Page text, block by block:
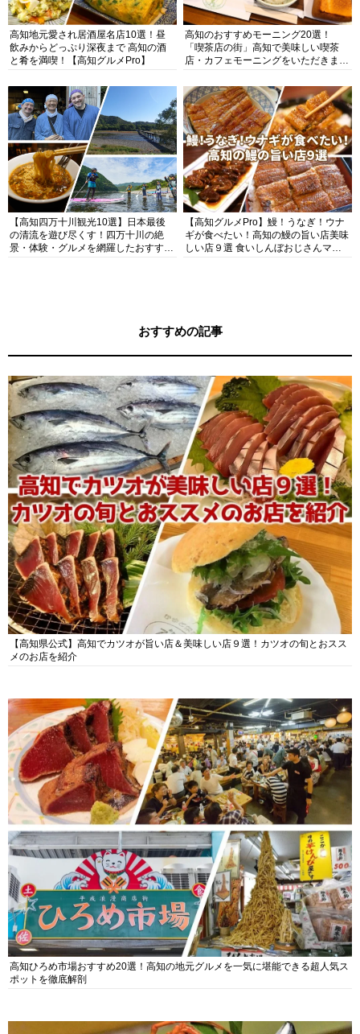
高知地元愛され居酒屋名店10選！昼
飲みからどっぷり深夜まで 高知の酒
と肴を満喫！【高知グルメPro】
高知のおすすめモーニング20選！
「喫茶店の街」高知で美味しい喫茶
店・カフェモーニングをいただきま
【高知四万十川観光10選】日本最後
の清流を遊び尽くす！四万十川の絶
景・体験・グルメを網羅したおすすめ
【高知グルメPro】鰻！うなぎ！ウナ
ギが食べたい！高知の鰻の旨い店美味
しい店９選 食いしんぼおじさんマッ
おすすめの記事
【高知県公式】高知でカツオが旨い店＆美味しい店９選！カツオの旬とおスス
メのお店を紹介
高知ひろめ市場おすすめ20選！高知の地元グルメを一気に堪能できる超人気ス
ポットを徹底解剖